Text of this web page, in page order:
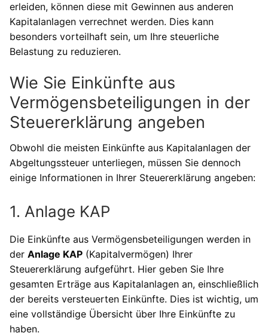
erleiden, können diese mit Gewinnen aus anderen
Kapitalanlagen verrechnet werden. Dies kann
besonders vorteilhaft sein, um Ihre steuerliche
Belastung zu reduzieren.
Wie Sie Einkünfte aus
Vermögensbeteiligungen in der
Steuererklärung angeben
Obwohl die meisten Einkünfte aus Kapitalanlagen der
Abgeltungssteuer unterliegen, müssen Sie dennoch
einige Informationen in Ihrer Steuererklärung angeben:
1. Anlage KAP
Die Einkünfte aus Vermögensbeteiligungen werden in
der Anlage KAP (Kapitalvermögen) Ihrer
Steuererklärung aufgeführt. Hier geben Sie Ihre
gesamten Erträge aus Kapitalanlagen an, einschließlich
der bereits versteuerten Einkünfte. Dies ist wichtig, um
eine vollständige Übersicht über Ihre Einkünfte zu
haben.